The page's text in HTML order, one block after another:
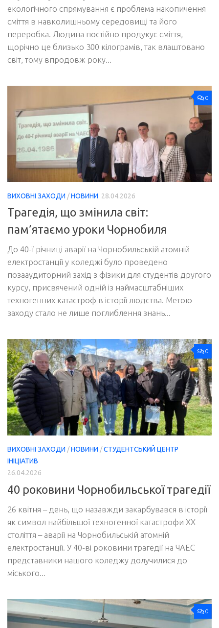
екологічного спрямування є проблема накопичення
сміття в навколишньому середовищі та його
переробка. Людина постійно продукує сміття,
щорічно це близько 300 кілограмів, так влаштовано
світ, тому впродовж року...
0
ВИХОВНІ ЗАХОДИ /НОВИНИ 28.04.2026
Трагедія, що змінила світ:
пам’ятаємо уроки Чорнобиля
До 40-ї річниці аварії на Чорнобильській атомній
електростанції у коледжі було проведено
позааудиторний захід з фізики для студентів другого
курсу, присвячений одній із наймасштабніших
техногенних катастроф в історії людства. Метою
заходу стало не лише поглиблення знань...
0
ВИХОВНІ ЗАХОДИ /НОВИНИ /СТУДЕНТСЬКИЙ ЦЕНТР
ІНІЦІАТИВ
26.04.2026
40 роковини Чорнобильської трагедії
26 квітня – день, що назавжди закарбувався в історії
як символ найбільшої техногенної катастрофи ХХ
століття – аварії на Чорнобильській атомній
електростанції. У 40-ві роковини трагедії на ЧАЕС
представники нашого коледжу долучилися до
міського...
0